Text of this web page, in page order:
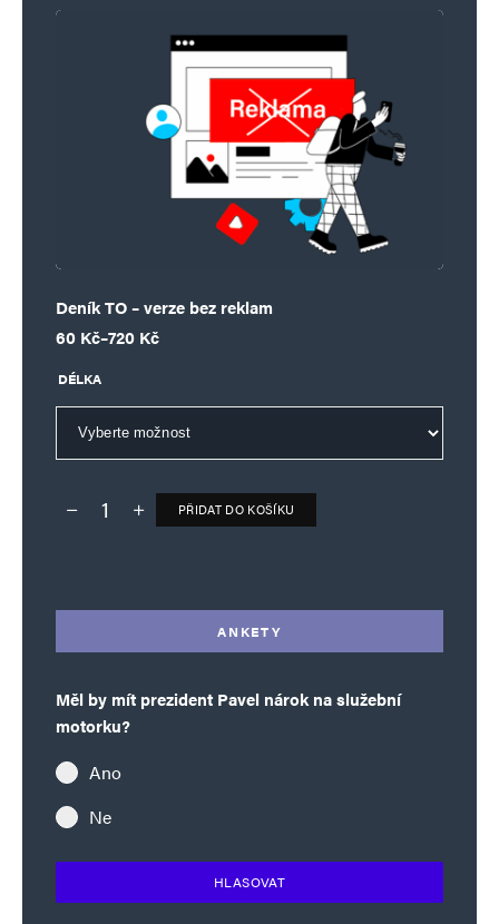
Deník TO – verze bez reklam
60 Kč–720 Kč
Rozpětí cen: 60 Kč až 720 Kč
DÉLKA
Deník TO – verze bez reklam množství
PŘIDAT DO KOŠÍKU
ANKETY
Měl by mít prezident Pavel nárok na služební
motorku?
Ano
Ne
HLASOVAT